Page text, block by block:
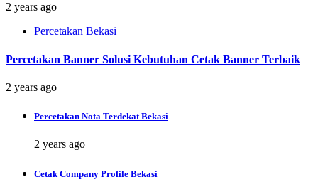
2 years ago
Percetakan Bekasi
Percetakan Banner Solusi Kebutuhan Cetak Banner Terbaik
2 years ago
Percetakan Nota Terdekat Bekasi
2 years ago
Cetak Company Profile Bekasi